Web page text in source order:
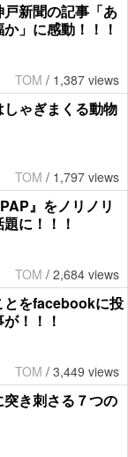
新聞の記事「あ
」に感動！！！
TOM / 1,387 views
ゃぎまくる動物
TOM / 1,797 views
』をノリノリ
に！！！
TOM / 2,684 views
とをfacebookに投
！！！
TOM / 3,449 views
き刺さる７つの